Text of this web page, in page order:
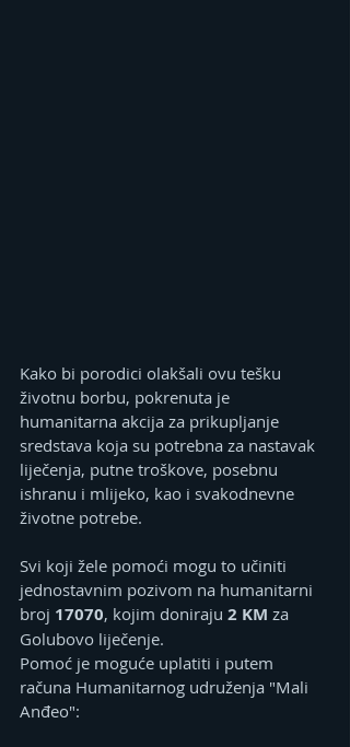
Kako bi porodici olakšali ovu tešku
životnu borbu, pokrenuta je
humanitarna akcija za prikupljanje
sredstava koja su potrebna za nastavak
liječenja, putne troškove, posebnu
ishranu i mlijeko, kao i svakodnevne
životne potrebe.
Svi koji žele pomoći mogu to učiniti
jednostavnim pozivom na humanitarni
broj 17070, kojim doniraju 2 KM za
Golubovo liječenje.
Pomoć je moguće uplatiti i putem
računa Humanitarnog udruženja "Mali
Anđeo":